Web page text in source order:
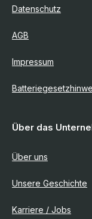
Datenschutz
AGB
Impressum
Über das
Über uns
Unsere Geschichte
Karriere / Jobs